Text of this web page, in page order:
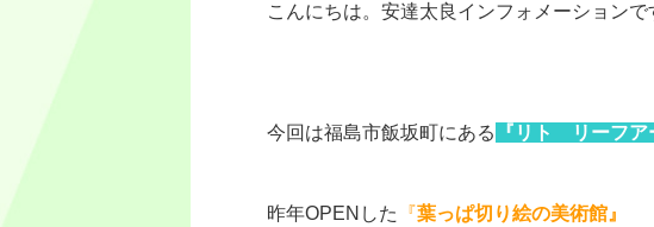
こんにちは。安達太良インフォメーションで
今回は福島市飯坂町にある 『リト リーフア
昨年OPEN した 『葉っぱ切り絵の美術館』